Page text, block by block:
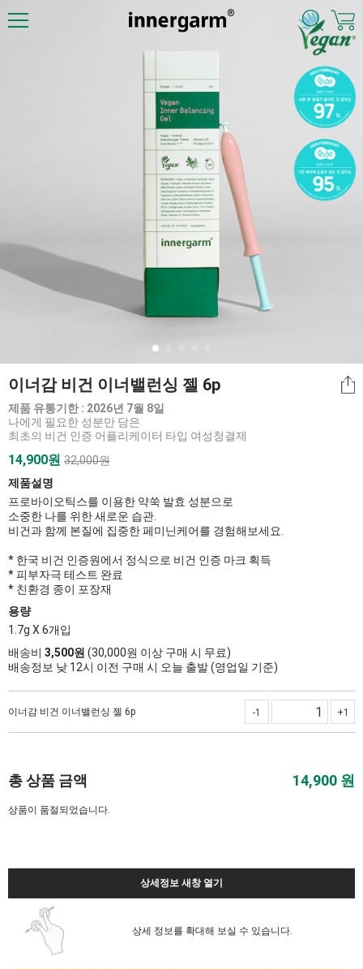
이너감 비건 이너밸런싱 젤 6p
제품 유통기한 : 2026년 7월 8일
나에게 필요한 성분만 담은
최초의 비건 인증 어플리케이터 타입 여성청결제
14,900원 32,000원
제품설명
프로바이오틱스를 이용한 약쑥 발효 성분으로
소중한 나를 위한 새로운 습관.
비건과 함께 본질에 집중한 페미닌케어를 경험해보세요.
* 한국 비건 인증원에서 정식으로 비건 인증 마크 획득
* 피부자극 테스트 완료
* 친환경 종이 포장재
용량
1.7g X 6개입
배송비 3,500원 (30,000원 이상 구매 시 무료)
배송정보 낮 12시 이전 구매 시 오늘 출발 (영업일 기준)
이너감 비건 이너밸런싱 젤 6p +1
-1
총 상품 금액 14,900 원
상품이 품절되었습니다.
상세정보 새창 열기
상세 정보를 확대해 보실 수 있습니다.